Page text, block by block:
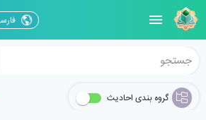
گروه بندی احادیث